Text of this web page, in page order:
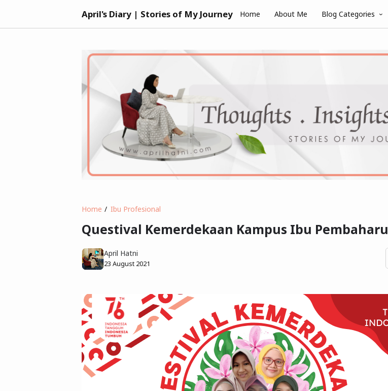
April's Diary | Stories of My Journey Home About Me Blog Categories
Home Ibu Profesional
Questival Kemerdekaan Kampus Ibu Pembaharu
April Hatni
23 August 2021